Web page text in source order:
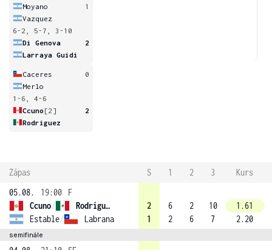
Moyano
1
Vazquez
6-2, 5-7, 3-10
Di Genova
2
Larraya Guidi
Caceres
0
Merlo
1-6, 4-6
Ccuno [2]
2
Rodriguez
Zápas S 1 2 3
Kurs
05.08.
19:00
F
Ccuno/
Rodriguez (2)
Estable/ Labrana
2
1
6
2
2
6
10
7
1.61
2.20
semifinále